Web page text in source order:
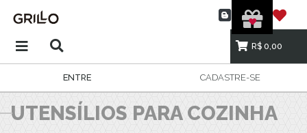
R$ 0,00
ENTRE CADASTRE-SE
UTENSÍLIOS PARA COZINHA